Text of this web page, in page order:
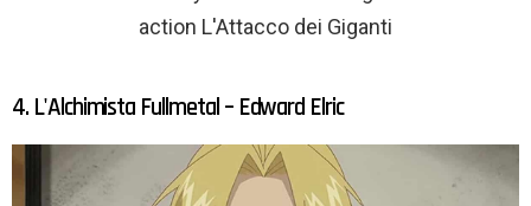
action L'Attacco dei Giganti
4. L'Alchimista Fullmetal – Edward Elric